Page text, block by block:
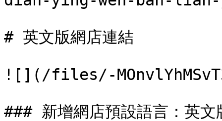
# 英文版網店連結
![](/files/-
### 新增網店預設語言：英文